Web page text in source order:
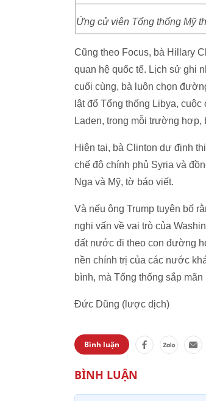
Ứng cử viên Tổng thống Mỹ
Cũng theo Focus, bà Hillary
quan hệ quốc tế. Lịch sử ghi
cuối cùng, bà luôn chọn
lật đổ Tổng thống Libya,
Laden, trong mỗi trường hợp,
Hiện tại, bà Clinton dự định
chế độ chính phủ Syria và
Nga và Mỹ, tờ báo viết.
Và nếu ông Trump tuyên bố
nghi vấn về vai trò của
đất nước đi theo con đường
nền chính trị của các nước
bình, mà Tổng thống sắp
Đức Dũng (lược dịch)
Bình luận